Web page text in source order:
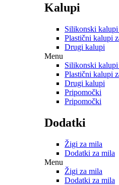
Kalupi
Silikonski
Plastični kalupi
Drugi kalupi
Menu
Silikonski
Plastični kalupi
Drugi kalupi
Pripomočki
Pripomočki
Dodatki
Žigi za mila
Dodatki za mila
Menu
Žigi za mila
Dodatki za mila